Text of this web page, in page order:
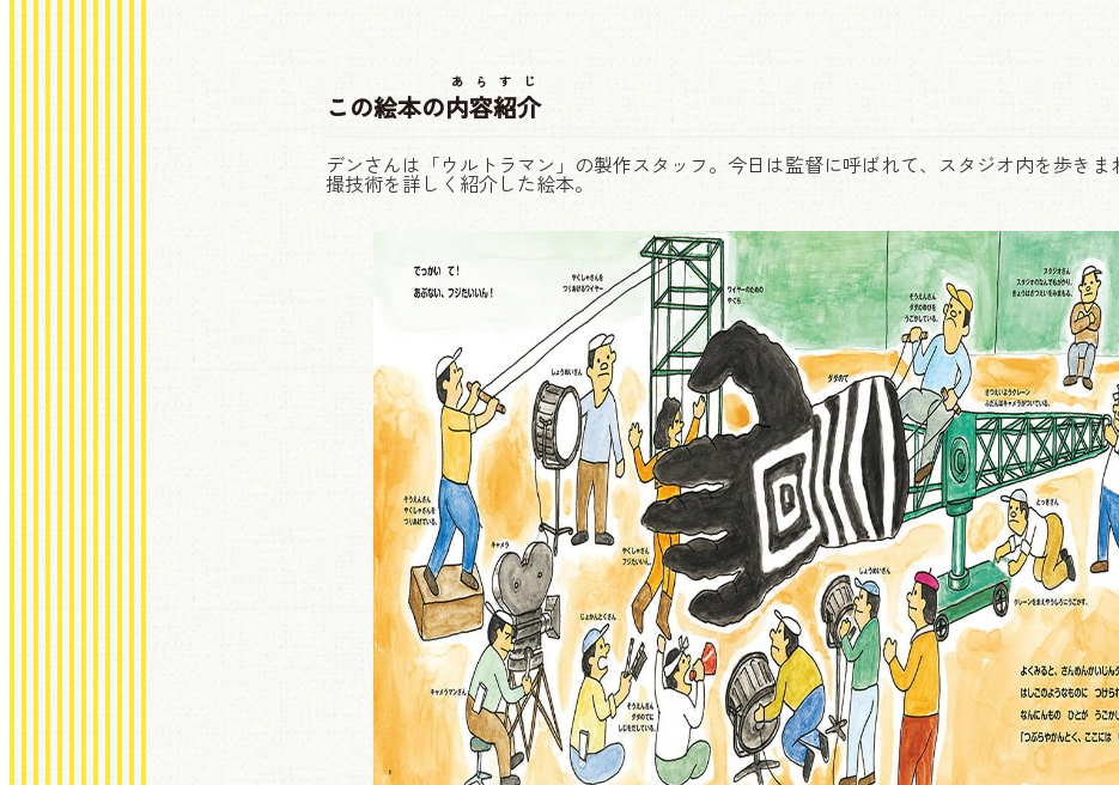
この絵本の内容紹介
あらすじ
デンさんは「ウルトラマン」の製作スタッフ。今日は監督に呼ばれて、スタジオ内を歩き
撮技術を詳しく紹介した絵本。